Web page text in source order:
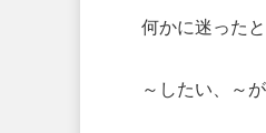
何かに迷った
～したい、～